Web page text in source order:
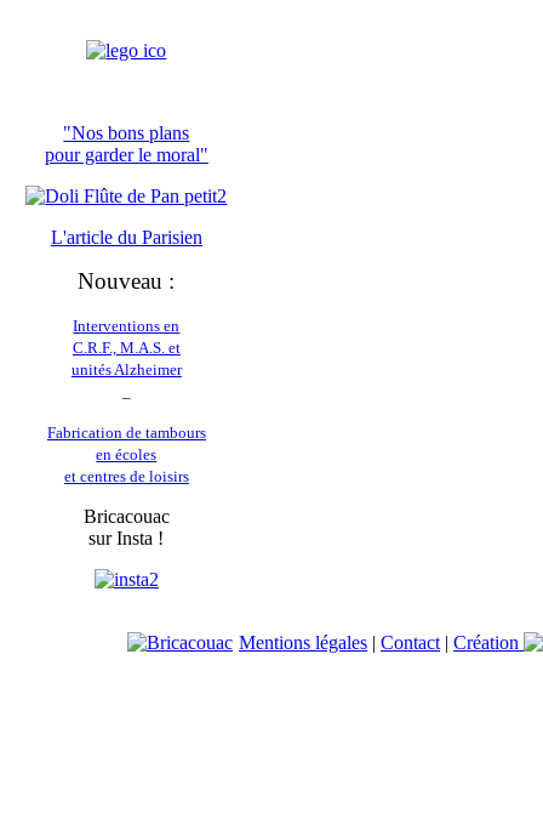
"Nos bons plans
pour garder le moral"
L'article du Parisien
Nouveau :
Interventions en
C.R.F., M.A.S. et
unités Alzheimer
Fabrication de tambours
en écoles
et centres de loisirs
Bricacouac
sur Insta !
Mentions légales | Contact | Création